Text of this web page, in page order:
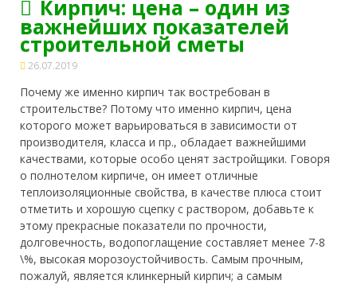
Кирпич: цена – один из
важнейших показателей
строительной сметы
26.07.2019
Почему же именно кирпич так востребован в
строительстве? Потому что именно кирпич, цена
которого может варьироваться в зависимости от
производителя, класса и пр., обладает важнейшими
качествами, которые особо ценят застройщики. Говоря
о полнотелом кирпиче, он имеет отличные
теплоизоляционные свойства, в качестве плюса стоит
отметить и хорошую сцепку с раствором, добавьте к
этому прекрасные показатели по прочности,
долговечность, водопоглащение составляет менее 7-8
\%, высокая морозоустойчивость. Самым прочным,
пожалуй, является клинкерный кирпич; а самым